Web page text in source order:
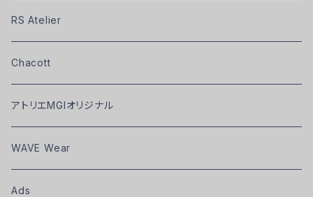
RS Atelier
Chacott
アトリエMGIオリジナル
WAVE Wear
Ads